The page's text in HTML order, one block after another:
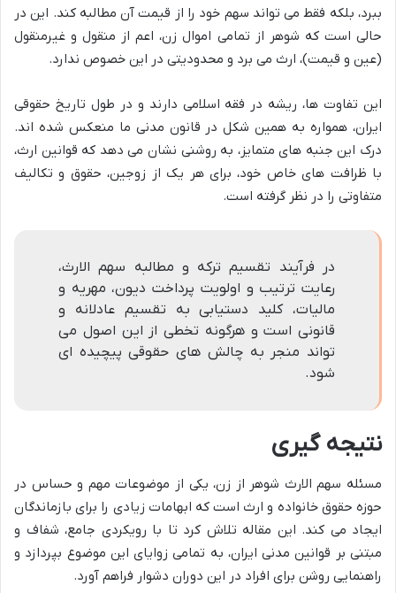
ببرد، بلکه فقط می تواند سهم خود را از قیمت آن مطالبه کند. این در
حالی است که شوهر از تمامی اموال زن، اعم از منقول و غیرمنقول
(عین و قیمت)، ارث می برد و محدودیتی در این خصوص ندارد.
این تفاوت ها، ریشه در فقه اسلامی دارند و در طول تاریخ حقوقی
ایران، همواره به همین شکل در قانون مدنی ما منعکس شده اند.
درک این جنبه های متمایز، به روشنی نشان می دهد که قوانین ارث،
با ظرافت های خاص خود، برای هر یک از زوجین، حقوق و تکالیف
متفاوتی را در نظر گرفته است.
در فرآیند تقسیم ترکه و مطالبه سهم الارث،
رعایت ترتیب و اولویت پرداخت دیون، مهریه و
مالیات، کلید دستیابی به تقسیم عادلانه و
قانونی است و هرگونه تخطی از این اصول می
تواند منجر به چالش های حقوقی پیچیده ای
شود.
نتیجه گیری
مسئله سهم الارث شوهر از زن، یکی از موضوعات مهم و حساس در
حوزه حقوق خانواده و ارث است که ابهامات زیادی را برای بازماندگان
ایجاد می کند. این مقاله تلاش کرد تا با رویکردی جامع، شفاف و
مبتنی بر قوانین مدنی ایران، به تمامی زوایای این موضوع بپردازد و
راهنمایی روشن برای افراد در این دوران دشوار فراهم آورد.